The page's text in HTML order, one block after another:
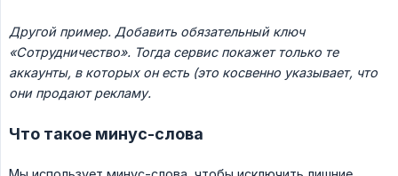
Другой пример. Добавить обязательный ключ
«Сотрудничество». Тогда сервис покажет только те
аккаунты, в которых он есть (это косвенно указывает, что
они продают рекламу.
Что такое минус-слова